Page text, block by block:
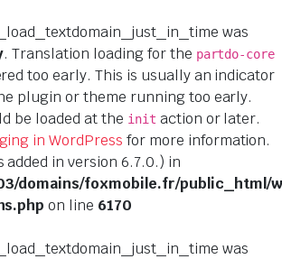
was
. Translation loading for the partdo-core
too early. This is usually an indicator
plugin or theme running too early.
be loaded at the init action or later.
in WordPress for more information.
added in version 6.7.0.) in
domains/foxmobile.fr/public_html/
on line 6170
was